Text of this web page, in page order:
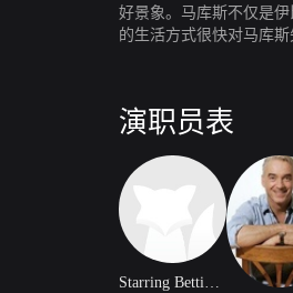
好景象。马库斯不仅是
的生活方式很快对马库
演职员表
Starring Bettina Zimmerman